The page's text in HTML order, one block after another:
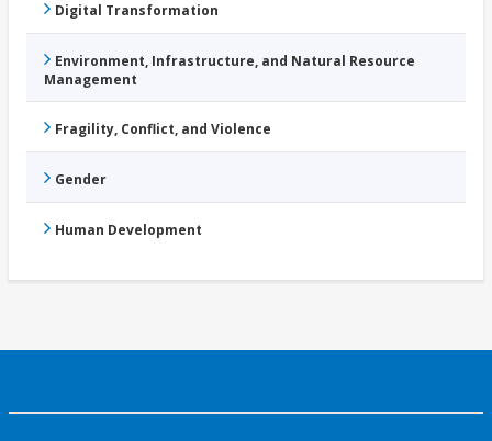
Digital Transformation
Environment, Infrastructure, and Natural Resource
Management
Fragility, Conflict, and Violence
Gender
Human Development